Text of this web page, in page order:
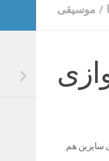
/ موسیقی
سایرین هم